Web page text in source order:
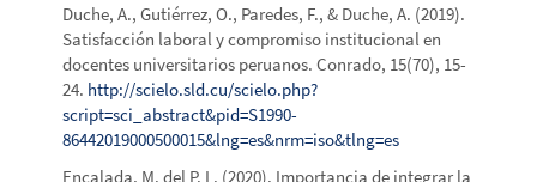
Duche, A., Gutiérrez, O., Paredes, F., & Duche, A. (2019).
Satisfacción laboral y compromiso institucional en
docentes universitarios peruanos. Conrado, 15(70), 15-
24. http://scielo.sld.cu/scielo.php?
script=sci_abstract&pid=S1990-
86442019000500015&lng=es&nrm=iso&tlng=es
Encalada, M. del P. L. (2020). Importancia de integrar la